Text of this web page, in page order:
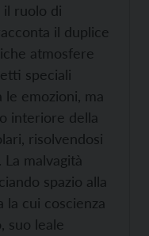
il ruolo di
il duplice
atmosfere
speciali
le emozioni, ma
interiore della
risolvendosi
malvagità
spazio alla
cui coscienza
suo leale